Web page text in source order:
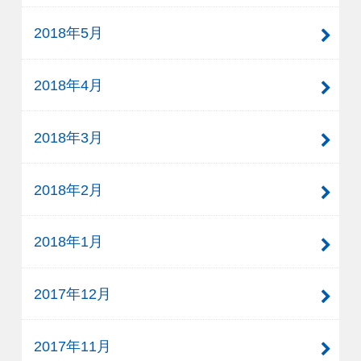
2018年5月
2018年4月
2018年3月
2018年2月
2018年1月
2017年12月
2017年11月